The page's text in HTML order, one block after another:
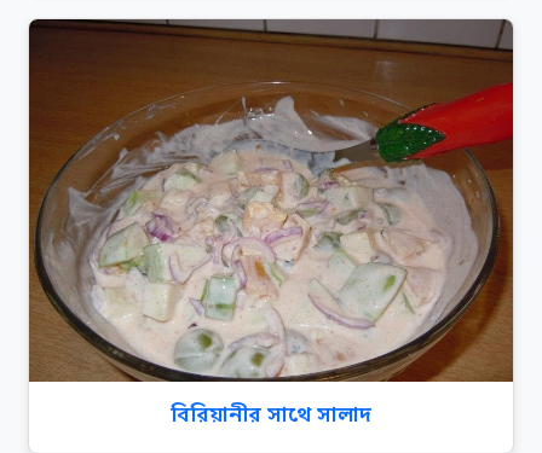
বিরিয়ানীর সাথে সালাদ